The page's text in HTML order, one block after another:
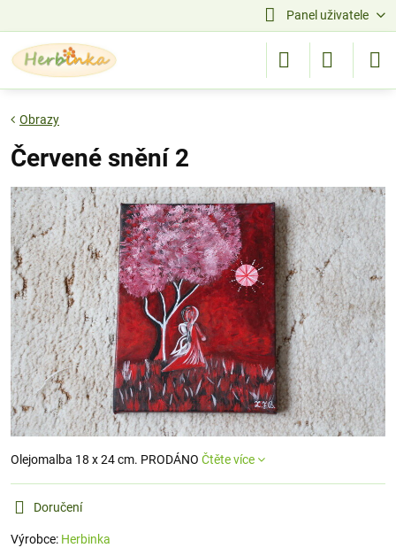
Panel uživatele
Obrazy
Červené snění 2
Olejomalba 18 x 24 cm. PRODÁNO Čtěte více
Doručení
Výrobce: Herbinka